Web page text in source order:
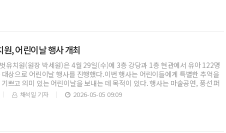
, 어린이날 행사 개최
유치원(원장 박세원)은 4월 29일(수)에 3층 강당과 1층 현관에서 유아 122명
상으로 어린이날 행사를 진행했다.이번 행사는 어린이들에게 특별한 추억을
쁘고 의미 있는 어린이날을 보내는 데 목적이 있다. 행사는 마술공연, 풍선 퍼
채석일 기자 2026-05-05 09:09